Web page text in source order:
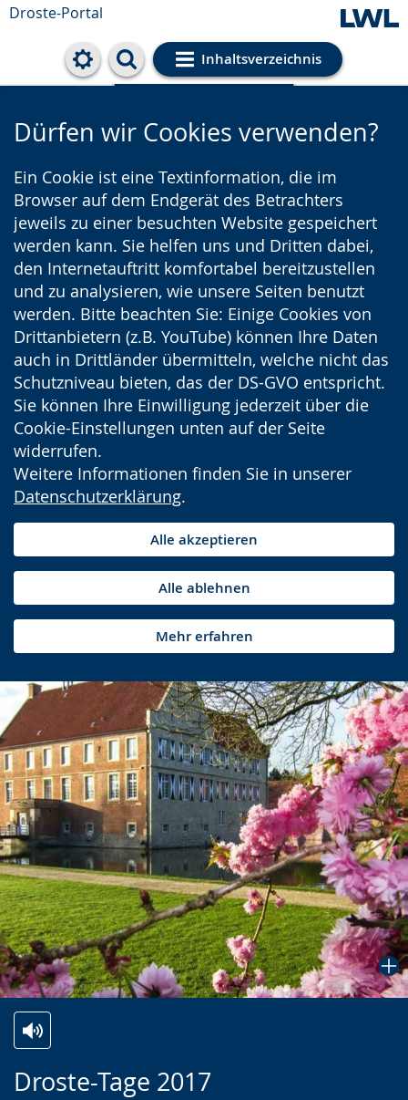
Droste-Portal
Inhaltsverzeichnis
Cookie-Einstellungen
Dürfen wir Cookies verwenden?
Ein Cookie ist eine Textinformation, die im
Browser auf dem Endgerät des Betrachters
jeweils zu einer besuchten Website gespeichert
werden kann. Sie helfen uns und Dritten dabei,
den Internetauftritt komfortabel bereitzustellen
und zu analysieren, wie unsere Seiten benutzt
werden. Bitte beachten Sie: Einige Cookies von
Drittanbietern (z.B. YouTube) können Ihre Daten
auch in Drittländer übermitteln, welche nicht das
Schutzniveau bieten, das der DS-GVO entspricht.
Sie können Ihre Einwilligung jederzeit über die
Cookie-Einstellungen unten auf der Seite
widerrufen.
Weitere Informationen finden Sie in unserer
Datenschutzerklärung.
Alle akzeptieren
Alle ablehnen
Mehr erfahren
Droste-Tage 2017
Leichten
Audio-
Video